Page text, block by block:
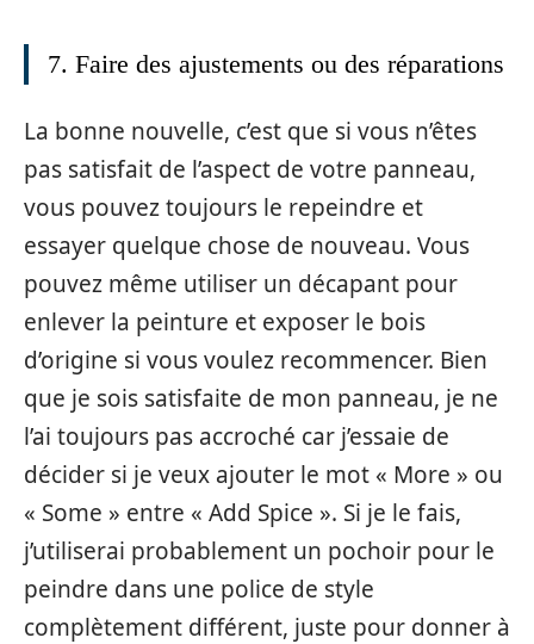
7. Faire des ajustements ou des réparations
La bonne nouvelle, c’est que si vous n’êtes
pas satisfait de l’aspect de votre panneau,
vous pouvez toujours le repeindre et
essayer quelque chose de nouveau. Vous
pouvez même utiliser un décapant pour
enlever la peinture et exposer le bois
d’origine si vous voulez recommencer. Bien
que je sois satisfaite de mon panneau, je ne
l’ai toujours pas accroché car j’essaie de
décider si je veux ajouter le mot « More » ou
« Some » entre « Add Spice ». Si je le fais,
j’utiliserai probablement un pochoir pour le
peindre dans une police de style
complètement différent, juste pour donner à